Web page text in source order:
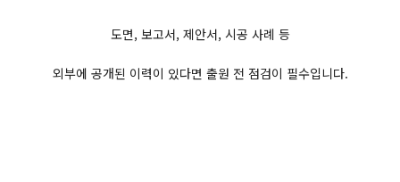
도면, 보고서, 제안서, 시공 사례 등
외부에 공개된 이력이 있다면 출원 전 점검이 필수입니다.